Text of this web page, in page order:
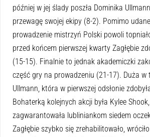
później w jej ślady poszła Dominika
przewagę swojej ekipy (8-2). Pomimo
prowadzenie mistrzyń Polski powoli
przed końcem pierwszej kwarty Zagłębie
(15-15). Finalnie to jednak akademiczki
część gry na prowadzeniu (21-17). Duża w
Ullmann, która w pierwszej odsłonie
Bohaterką kolejnych akcji była Kylee
zagwarantowała lubliniankom siedem
Zagłębie szybko się zrehabilitowało,